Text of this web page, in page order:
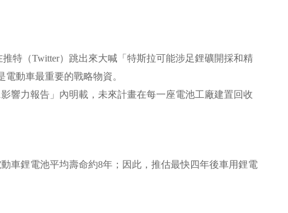
特（Twitter）跳出來大喊「特斯拉可能涉足鋰礦開採和精
動車最重要的戰略物資。
響力報告」內明載，未來計畫在每一座電池工廠建置回收
車鋰電池平均壽命約8年；因此，推估最快四年後車用鋰電